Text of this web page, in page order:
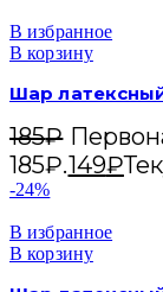
В избранное
В корзину
Шар
185₽
185₽.149₽
-24%
В избранное
В корзину